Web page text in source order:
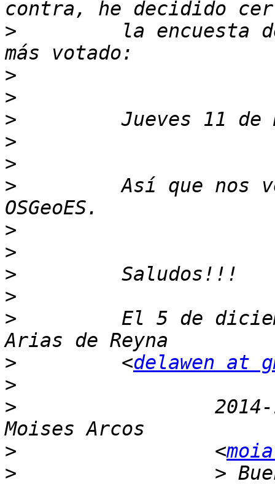
>
la encuesta
>
>
>
>
>
>
Así que nos
>
>
>
>
>
El 5 de
>
         <
delawen at
>
>
>
                 <
>